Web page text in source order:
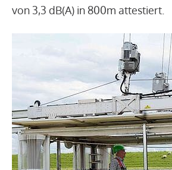
von 3,3 dB(A) in 800m attestiert.